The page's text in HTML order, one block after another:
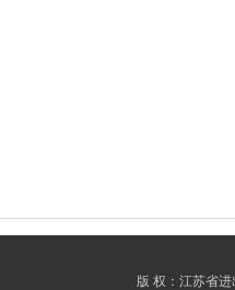
版 权：江苏省